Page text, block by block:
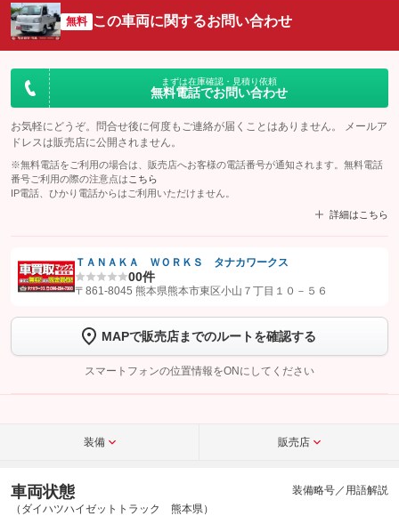
無料 この車両に関するお問い合わせ
まずは在庫確認・見積り依頼
無料電話でお問い合わせ
お気軽にどうぞ。問合せ後に何度もご連絡が届くことはありません。 メールア
ドレスは販売店に公開されません。
※無料電話をご利用の場合は、販売店へお客様の電話番号が通知されます。無料電話
番号ご利用の際の注意点は こちら
IP電話、ひかり電話からはご利用いただけません。
詳細はこちら
【STEP1】認証画面でグーネットを友だち追加してから「許可する」ボタンを押
トーク画面で
ボタンをタップして問い合わせを
完了してください。
こちら
ＴＡＮＡＫＡ ＷＯＲＫＳ タナカワークス
00件
〒861-8045 熊本県熊本市東区小山７丁目１０－５６
MAPで販売店までのルートを確認する
スマートフォンの位置情報をONにしてください
装備 販売店
車両状態
（ダイハツハイゼットトラック 熊本県）
装備略号／用語解説